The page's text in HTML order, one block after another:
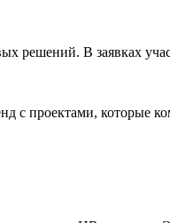
решений. В заявках
проектами, которые